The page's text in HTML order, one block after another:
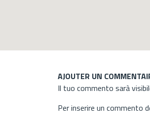
AJOUTER UN
Il tuo commento sarà
Per inserire un commento